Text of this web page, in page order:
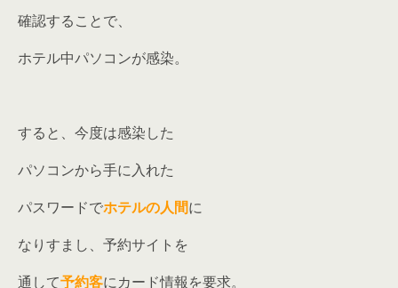
確認することで、
ホテル中パソコンが感染。
すると、今度は感染した
パソコンから手に入れた
パスワードでホテルの人間に
なりすまし、予約サイトを
通して予約客にカード情報を要求。